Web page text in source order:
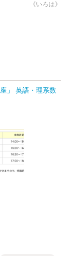
《いろは》
」 英語・理系数